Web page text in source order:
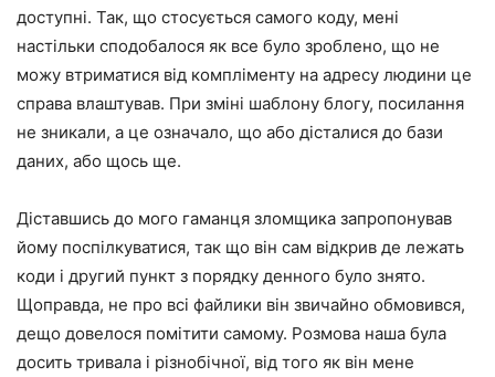
доступні. Так, що стосується самого коду, мені
настільки сподобалося як все було зроблено, що не
можу втриматися від компліменту на адресу людини це
справа влаштував. При зміні шаблону блогу, посилання
не зникали, а це означало, що або дісталися до бази
даних, або щось ще.
Діставшись до мого гаманця зломщика запропонував
йому поспілкуватися, так що він сам відкрив де лежать
коди і другий пункт з порядку денного було знято.
Щоправда, не про всі файлики він звичайно обмовився,
дещо довелося помітити самому. Розмова наша була
досить тривала і різнобічної, від того як він мене